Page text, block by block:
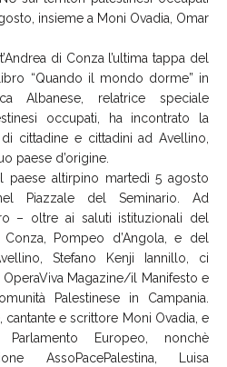
insieme a Moni Ovadia, Omar
di Conza l’ultima tappa del
“Quando il mondo dorme” in
Albanese, relatrice speciale
occupati, ha incontrato la
cittadine e cittadini ad Avellino,
paese d’origine.
paese altirpino martedì 5 agosto
Piazzale del Seminario. Ad
– oltre ai saluti istituzionali del
Conza, Pompeo d’Angola, e del
Stefano Kenji Iannillo, ci
Magazine/il Manifesto e
Palestinese in Campania.
cantante e scrittore Moni Ovadia, e
Europeo, nonchè
AssoPacePalestina, Luisa